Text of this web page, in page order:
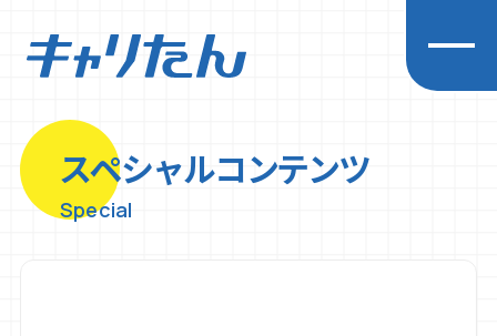
キャリアを探求する
企業一覧
スペシャルコンテンツ
Special